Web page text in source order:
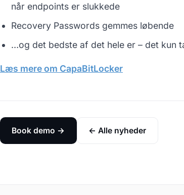
når endpoints er slukkede
Recovery Passwords gemmes løbende
…og det bedste af det hele er – det kun
Læs mere om CapaBitLocker
Book demo → ← Alle nyheder